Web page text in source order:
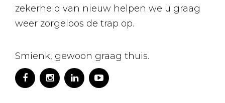
zekerheid van nieuw helpen we u graag
weer zorgeloos de trap op.
Smienk, gewoon graag thuis.